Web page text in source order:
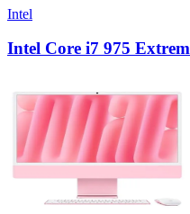
Intel
Intel Core i7 975